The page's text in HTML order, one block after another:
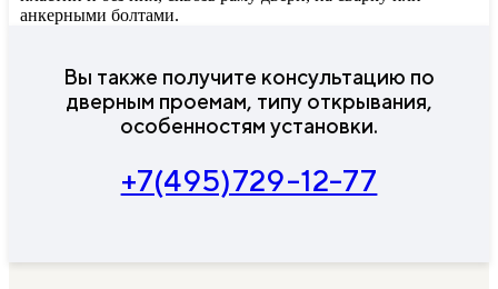
анкерными болтами.
Вы также получите консультацию по
дверным проемам, типу открывания,
особенностям установки.
+7(495)729-12-77